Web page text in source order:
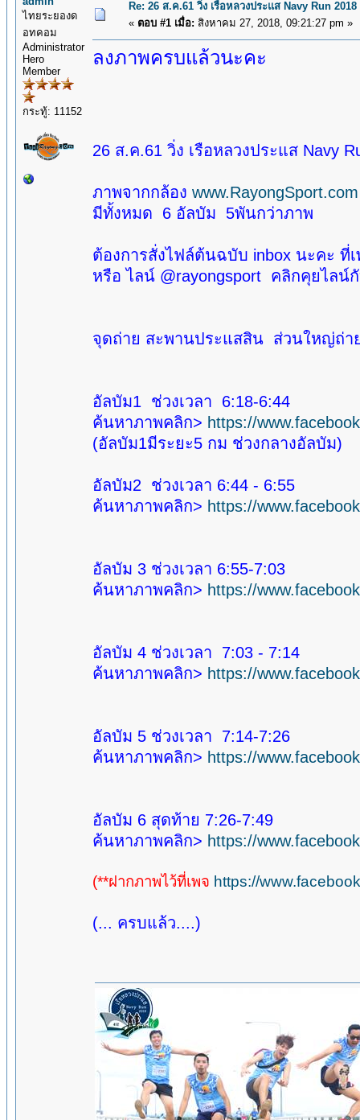
ไทยระยองด
อทคอม
Administrator
Hero
Member
กระทู้: 11152
Re: 26 ส.ค.61 วิ่ง เรือหลวงประแส Navy Run
« ตอบ #1 เมื่อ: สิงหาคม 27, 2018, 09:21:27 pm »
ลงภาพครบแล้วนะคะ
26 ส.ค.61 วิ่ง เรือหลวงประแส Navy
ภาพจากกล้อง www.RayongSport.com
มีทั้งหมด 6 อัลบัม 5พันกว่าภาพ
ต้องการสั่งไฟล์ต้นฉบับ inbox นะคะ ที่
หรือ ไลน์ @rayongsport คลิกคุยไลน์
จุดถ่าย สะพานประแสสิน ส่วนใหญ่ถ่า
อัลบัม1 ช่วงเวลา 6:18-6:44
ค้นหาภาพคลิก> https://
(อัลบัม1มีระยะ5 กม ช่วงกลางอัลบัม)
อัลบัม2 ช่วงเวลา 6:44 - 6:55
ค้นหาภาพคลิก> https://
อัลบัม 3 ช่วงเวลา 6:55-7:03
ค้นหาภาพคลิก> https://
อัลบัม 4 ช่วงเวลา 7:03 - 7:14
ค้นหาภาพคลิก> https://
อัลบัม 5 ช่วงเวลา 7:14-7:26
ค้นหาภาพคลิก> https://
อัลบัม 6 สุดท้าย 7:26-7:49
ค้นหาภาพคลิก> https://
(**ฝากภาพไว้ที่เพจ https://
(... ครบแล้ว....)